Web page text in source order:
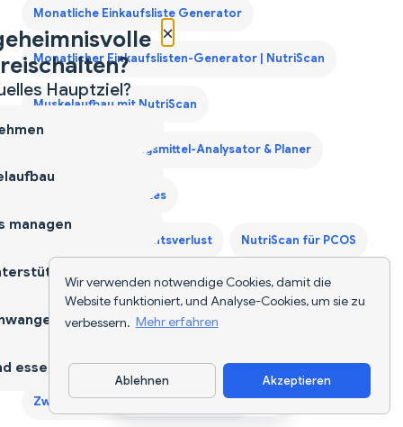
Wir verwenden notwendige Cookies, damit die
Website funktioniert, und Analyse-Cookies, um sie zu
verbessern. Mehr erfahren
Ablehnen Akzeptieren
Monatliche Einkaufsliste Generator
Monatlicher Einkaufslisten-Generator | NutriScan
Muskelaufbau mit NutriScan
Nahrungsergänzungsmittel-Analysator & Planer
NutriScan für Diabetes
NutriScan für Gewichtsverlust NutriScan für PCOS
NutriScan für Schwangerschaft
Sprachaktivierter Kalorienzähler - Sag deine Mahlzeiten
Zweites Trimester Protein Leitfaden
App herunterladen
×
Hauptziel?
managen
essen